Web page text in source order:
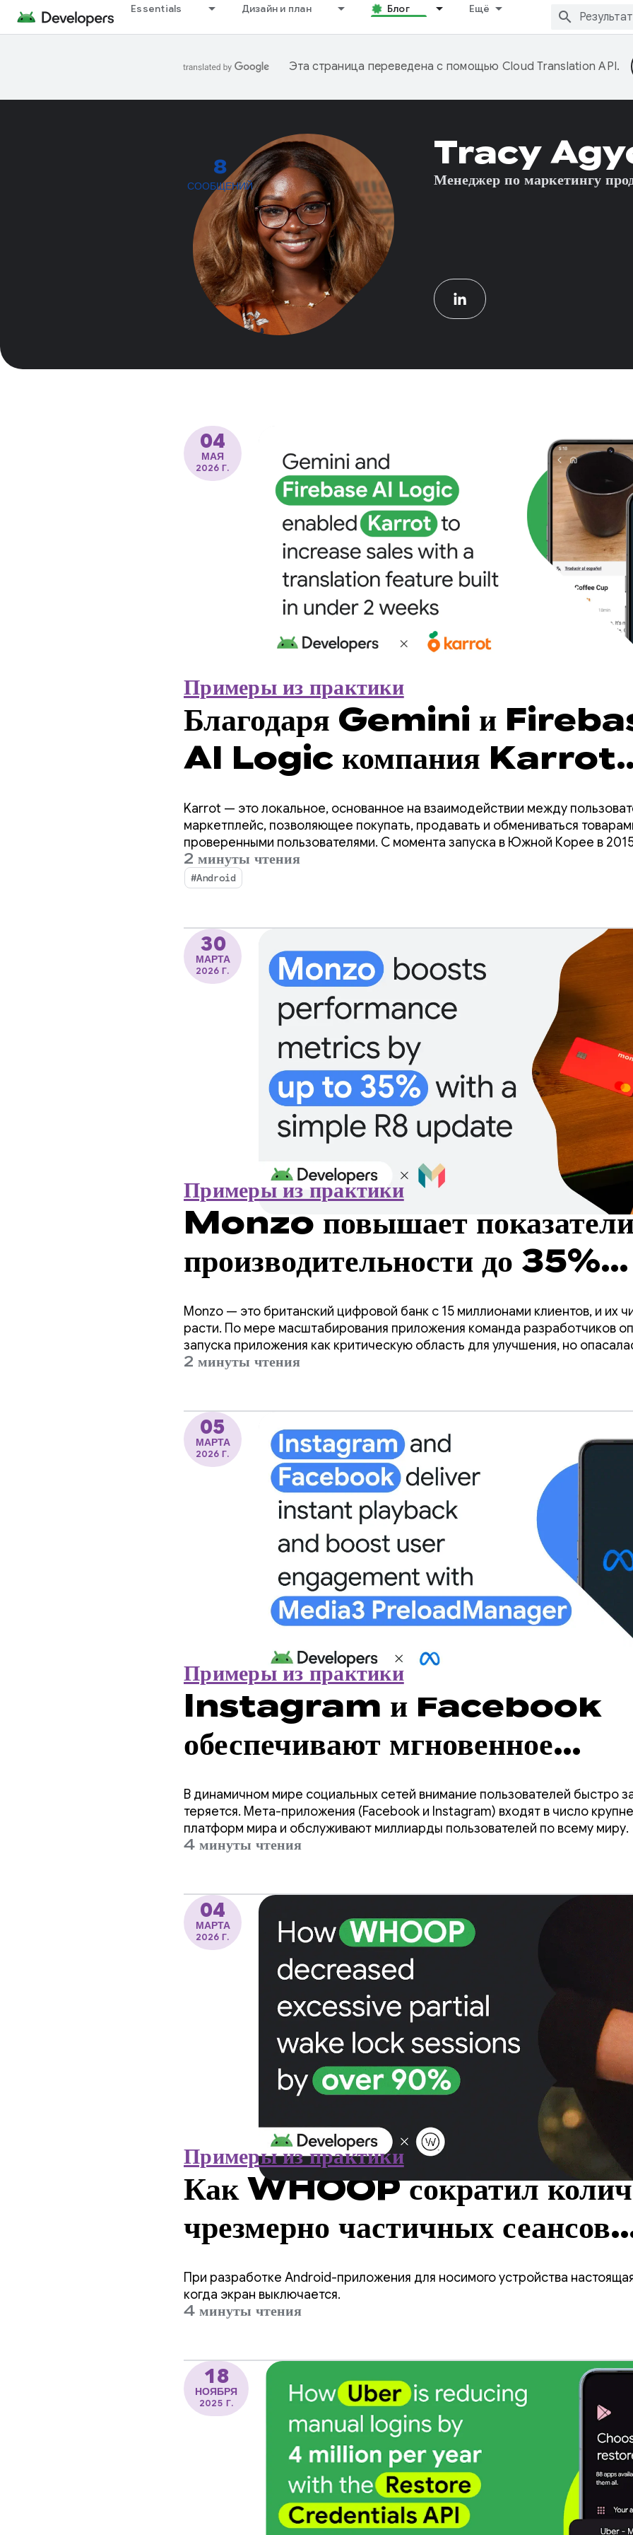
Essentials Дизайн и план Блог Ещё
Эта страница переведена с помощью Cloud Translation API.
8
СООБЩЕНИЙ
Tracy
Менеджер по маркетингу
04
МАЯ
2026 Г.
Примеры из практики
Благодаря Gemini и
AI Logic компания Karrot
смогла увеличить продажи,
функцию перевода менее чем
недели.
Karrot — это локальное, основанное на взаимодействии между
маркетплейс, позволяющее покупать, продавать и обмениваться
проверенными пользователями. С момента запуска в Южной Корее в
расширилась на мировые рынки, собрав более 43 миллионов
пользователей.
2 минуты чтения
#Android
30
МАРТА
2026 Г.
Примеры из практики
Monzo повышает
производительности до 35%
благодаря простому
R8.
Monzo — это британский цифровой банк с 15 миллионами клиентов, и их
расти. По мере масштабирования приложения команда разработчиков
запуска приложения как критическую область для улучшения, но
значительных изменений в коде.
2 минуты чтения
05
МАРТА
2026 Г.
Примеры из практики
Instagram и Facebook
обеспечивают мгновенное
воспроизведение с помощью
Media3
повышая вовлеченность
пользователей.
В динамичном мире социальных сетей внимание пользователей быстро
теряется. Мета-приложения (Facebook и Instagram) входят в число
платформ мира и обслуживают миллиарды пользователей по всему миру.
4 минуты чтения
04
МАРТА
2026 Г.
Примеры из практики
Как WHOOP сократил
чрезмерно частичных сеансов
блокировки экрана более чем
90%.
При разработке Android-приложения для носимого устройства
когда экран выключается.
4 минуты чтения
18
НОЯБРЯ
2025 Г.